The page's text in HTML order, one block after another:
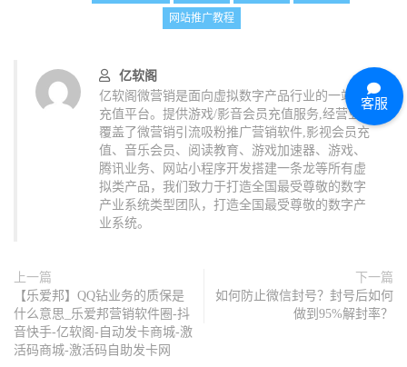
网站推广教程
亿软阁
亿软阁微营销是面向虚拟数字产品行业的一站式
充值平台。提供游戏/影音会员充值服务,经营业务
覆盖了微营销引流吸粉推广营销软件,影视会员充
值、音乐会员、阅读教育、游戏加速器、游戏、
腾讯业务、网站小程序开发搭建一条龙等所有虚
拟类产品，我们致力于打造全国最受尊敬的数字
产业系统类型团队，打造全国最受尊敬的数字产
业系统。
上一篇
【乐爱邦】QQ钻业务的质保是
什么意思_乐爱邦营销软件圈-抖
音快手-亿软阁-自动发卡商城-激
活码商城-激活码自助发卡网
下一篇
如何防止微信封号？封号后如何
做到95%解封率？
客服